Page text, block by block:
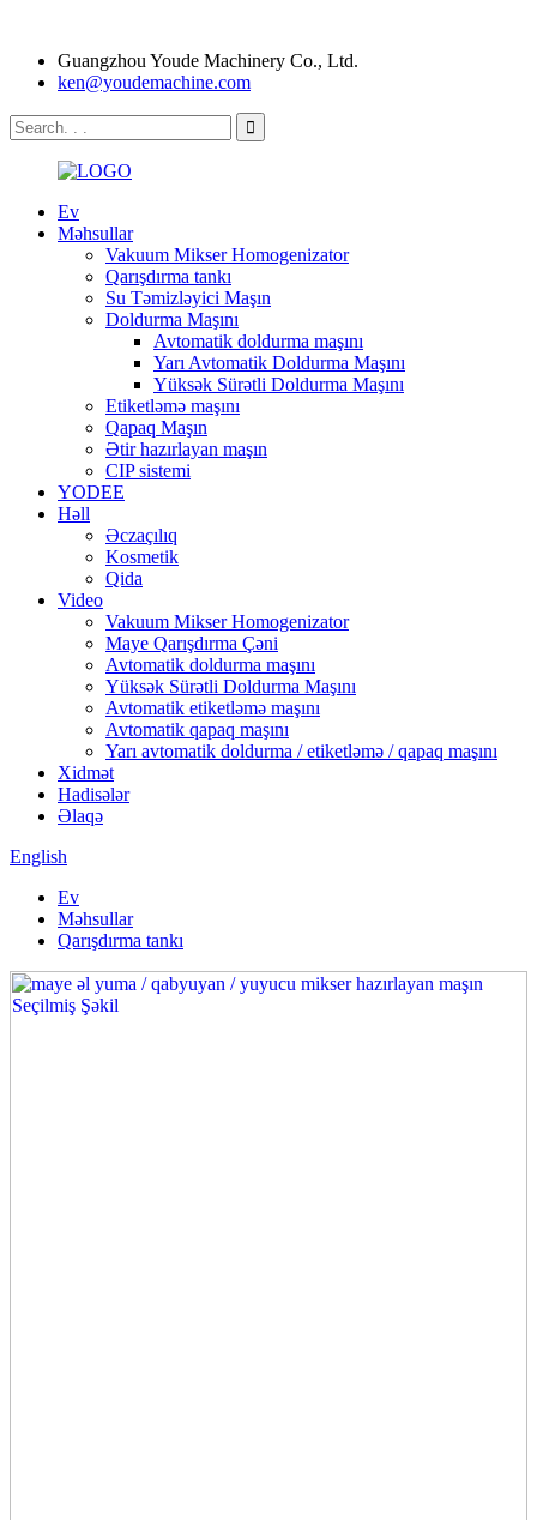
Guangzhou Youde Machinery Co., Ltd.
ken@youdemachine.com
Ev
Məhsullar
Vakuum Mikser Homogenizator
Qarışdırma tankı
Su Təmizləyici Maşın
Doldurma Maşını
Avtomatik doldurma maşını
Yarı Avtomatik Doldurma Maşını
Yüksək Sürətli Doldurma Maşını
Etiketləmə maşını
Qapaq Maşın
Ətir hazırlayan maşın
CIP sistemi
YODEE
Həll
Əczaçılıq
Kosmetik
Qida
Video
Vakuum Mikser Homogenizator
Maye Qarışdırma Çəni
Avtomatik doldurma maşını
Yüksək Sürətli Doldurma Maşını
Avtomatik etiketləmə maşını
Avtomatik qapaq maşını
Yarı avtomatik doldurma / etiketləmə / qapaq maşını
Xidmət
Hadisələr
Əlaqə
English
Ev
Məhsullar
Qarışdırma tankı